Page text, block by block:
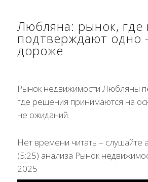
Любляна: рынок,
подтверждают одно
дороже
Рынок недвижимости Любляны
где решения принимаются на
не ожиданий.
Нет времени читать – слушайте
(5:25) анализа Рынок
2025